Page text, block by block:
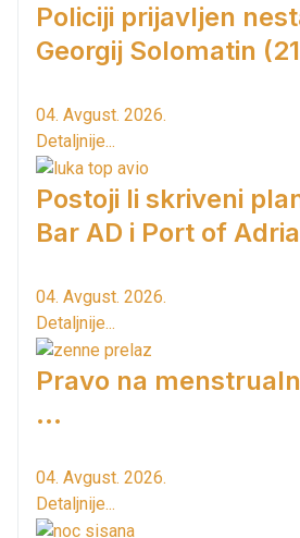
Policiji prijavljen
Georgij Solomatin
04. Avgust. 2026.
Detaljnije...
Postoji li skriveni
Bar AD i Port of
04. Avgust. 2026.
Detaljnije...
Pravo na
...
04. Avgust. 2026.
Detaljnije...